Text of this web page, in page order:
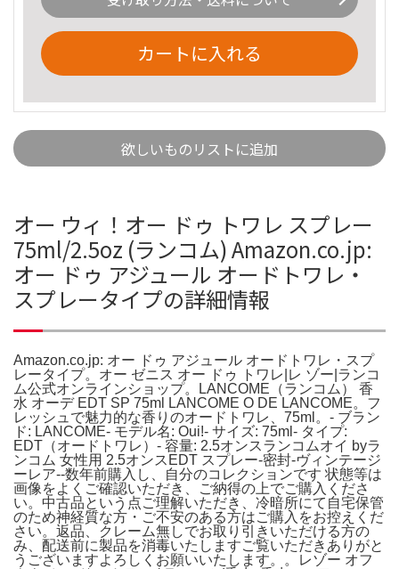
カートに入れる
欲しいものリストに追加
オー ウィ！オー ドゥ トワレ スプレー
75ml/2.5oz (ランコム) Amazon.co.jp:
オー ドゥ アジュール オードトワレ・
スプレータイプの詳細情報
Amazon.co.jp: オー ドゥ アジュール オードトワレ・スプ
レータイプ。オー ゼニス オー ドゥ トワレ|レ ゾー|ランコ
ム公式オンラインショップ。LANCOME（ランコム） 香
水 オーデ EDT SP 75ml LANCOME O DE LANCOME。フ
レッシュで魅力的な香りのオードトワレ、75ml。- ブラン
ド: LANCOME- モデル名: Oui!- サイズ: 75ml- タイプ:
EDT（オードトワレ）- 容量: 2.5オンスランコムオイ byラ
ンコム 女性用 2.5オンスEDT スプレー-密封-ヴィンテージ
ーレア--数年前購入し、自分のコレクションです 状態等は
画像をよくご確認いただき、ご納得の上でご購入くださ
い。中古品という点ご理解いただき、冷暗所にて自宅保管
のため神経質な方・ご不安のある方はご購入をお控えくだ
さい。返品、クレーム無しでお取り引きいただける方の
み、配送前に製品を消毒いたしますご覧いただきありがと
うございますよろしくお願いいたします。。レゾー オフ